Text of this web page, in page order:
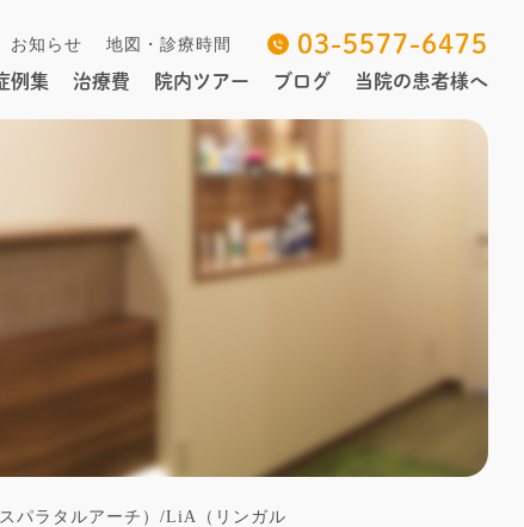
お知らせ 地図・診療時間 03-5577-6475
例集 治療費 院内ツアー ブログ 当院の患者様へ
パラタルアーチ）/LiA（リンガル